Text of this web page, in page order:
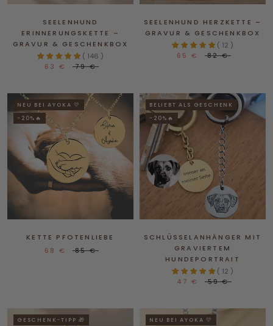
SEELENHUND
ERINNERUNGSKETTE –
GRAVUR & GESCHENKBOX
( 146 )
63 €
79 €
SEELENHUND HERZKETTE –
GRAVUR & GESCHENKBOX
( 12 )
65 €
82 €
NEU BEI AYOKA 💛
-20%🔥
KETTE PFOTENLIEBE
68 €
85 €
BELIEBT ALS GESCHENK
-20%🔥
SCHLÜSSELANHÄNGER MIT
GRAVIERTEM
HUNDEPORTRAIT
( 12 )
47 €
59 €
GESCHENK-TIPP 🎁
NEU BEI AYOKA 💛